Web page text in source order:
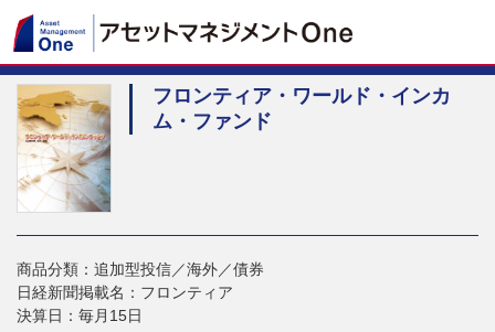
フロンティア・ワールド・インカ
ム・ファンド
商品分類：追加型投信／海外／債券
日経新聞掲載名：フロンティア
決算日：毎月15日